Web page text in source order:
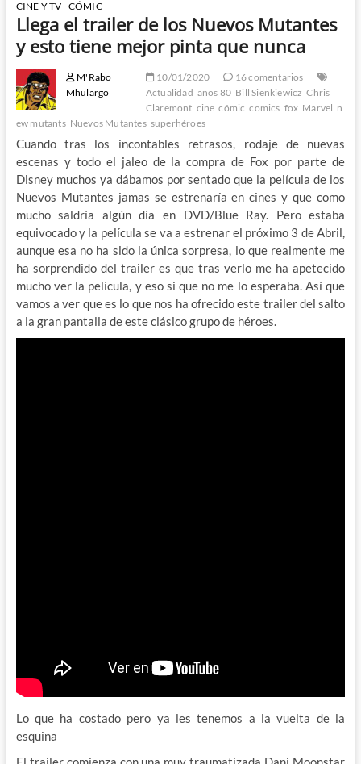
CINE Y TV CÓMIC
Llega el trailer de los Nuevos Mutantes
y esto tiene mejor pinta que nunca
M'Rabo
Mhulargo
10/01/2020
16 comentarios
Actualidad años 80 Bill Sienkiewicz Chris
Claremont cine cómic comics fox Marvel n
ew mutants Nuevos Mutantes superhéroes
Cuando tras los incontables retrasos, rodaje de nuevas
escenas y todo el jaleo de la compra de Fox por parte de
Disney muchos ya dábamos por sentado que la película de los
Nuevos Mutantes jamas se estrenaría en cines y que como
mucho saldría algún día en DVD/Blue Ray. Pero estaba
equivocado y la película se va a estrenar el próximo 3 de Abril,
aunque esa no ha sido la única sorpresa, lo que realmente me
ha sorprendido del trailer es que tras verlo me ha apetecido
mucho ver la película, y eso si que no me lo esperaba. Así que
vamos a ver que es lo que nos ha ofrecido este trailer del salto
a la gran pantalla de este clásico grupo de héroes.
Lo que ha costado pero ya les tenemos a la vuelta de la
esquina